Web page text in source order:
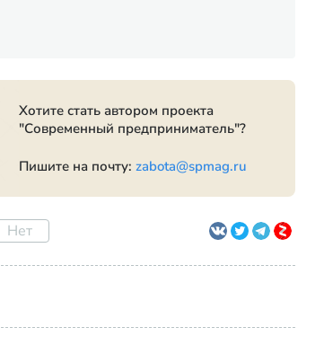
Хотите стать автором проекта
"Современный предприниматель"?
Пишите на почту:zabota@spmag.ru
Нет